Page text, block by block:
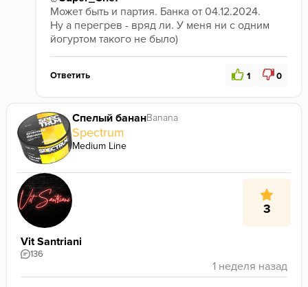
Может быть и партия. Банка от 04.12.2024.
Ну а перегрев - вряд ли. У меня ни с одним
йогуртом такого не было)
Ответить 1 0
Спелый бананBanana
Spectrum
Medium Line
3
Vit Santriani
136